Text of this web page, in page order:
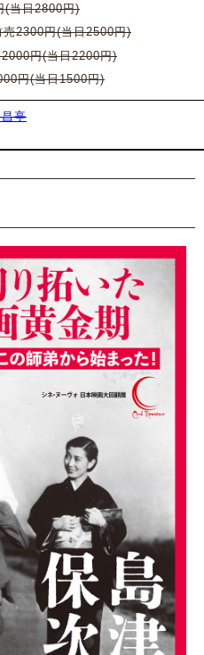
日2800円)
2300円(当日2500円)
円(当日2200円)
円(当日1500円)
亭